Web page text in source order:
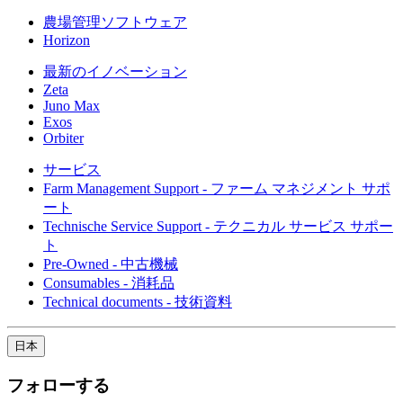
農場管理ソフトウェア
Horizon
最新のイノベーション
Zeta
Juno Max
Exos
Orbiter
サービス
Farm Management Support - ファーム マネジメント サポ
ート
Technische Service Support - テクニカル サービス サポー
ト
Pre-Owned - 中古機械
Consumables - 消耗品
Technical documents - 技術資料
日本
フォローする